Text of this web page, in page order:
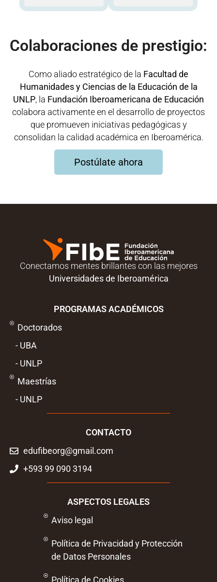
Colaboraciones de prestigio:
Como aliado estratégico de la Facultad de
Humanidades y Ciencias de la Educación de la
UNLP, la Fundación Iberoamericana de Educación
colabora activamente en el desarrollo de proyectos
que promueven iniciativas pedagógicas y
consolidan la calidad académica en Iberoamérica.
Postúlate ahora
Conectamos mentes brillantes con las mejores
Universidades de Iberoamérica
PROGRAMAS ACADÉMICOS
Doctorados
- UBA
- UNLP
Maestrías
- UNLP
CONTACTO
edufibeorg@gmail.com
+593 99 090 3194
ASPECTOS LEGALES
Aviso legal
Política de Privacidad y Protección
de Datos Personales